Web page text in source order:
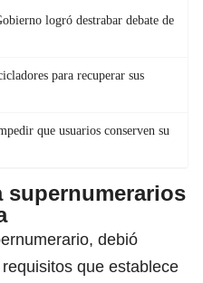
logró destrabar debate de
para recuperar sus
que usuarios conserven su
supernumerarios
debió
que establece